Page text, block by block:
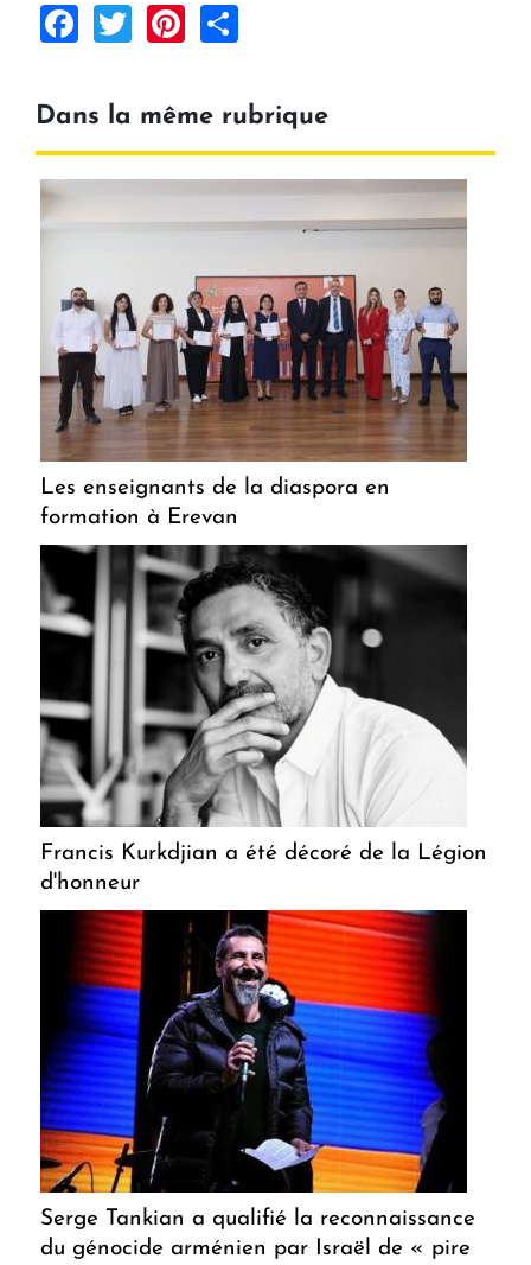
Facebook
TwitterPinterest
Dans la même rubrique
Les enseignants de la diaspora en
formation à Erevan
Francis Kurkdjian a été décoré de la Légion
d'honneur
Serge Tankian a qualifié la reconnaissance
du génocide arménien par Israël de « pire